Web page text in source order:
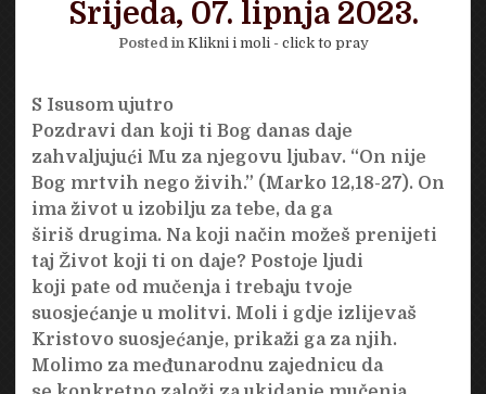
Srijeda, 07. lipnja 2023.
Posted in Klikni i moli - click to pray
S Isusom ujutro
Pozdravi dan koji ti Bog danas daje
zahvaljujući Mu za njegovu ljubav. “On nije
Bog mrtvih nego živih.” (Marko 12,18-27). On
ima život u izobilju za tebe, da ga
širiš drugima. Na koji način možeš prenijeti
taj Život koji ti on daje? Postoje ljudi
koji pate od mučenja i trebaju tvoje
suosjećanje u molitvi. Moli i gdje izlijevaš
Kristovo suosjećanje, prikaži ga za njih.
Molimo za međunarodnu zajednicu da